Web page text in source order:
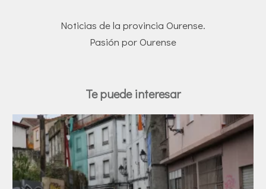
Noticias de la provincia Ourense.
Pasión por Ourense
Te puede interesar